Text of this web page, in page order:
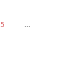
Page
5 …